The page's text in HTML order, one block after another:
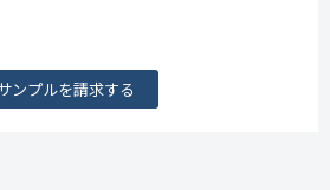
ンプルを請求する